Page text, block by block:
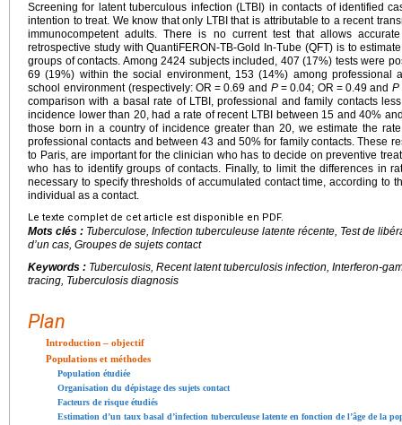
Screening for latent tuberculous infection (LTBI) in contacts of identified
intention to treat. We know that only LTBI that is attributable to a recent
immunocompetent adults. There is no current test that allows
retrospective study with QuantiFERON-TB-Gold In-Tube (QFT) is to
groups of contacts. Among 2424 subjects included, 407 (17%) tests were
69 (19%) within the social environment, 153 (14%) among professional
school environment (respectively: OR = 0.69 and P = 0.04; OR = 0.49 and P
comparison with a basal rate of LTBI, professional and family contacts
incidence lower than 20, had a rate of recent LTBI between 15 and 40%
those born in a country of incidence greater than 20, we estimate the
professional contacts and between 43 and 50% for family contacts. These
to Paris, are important for the clinician who has to decide on preventive
who has to identify groups of contacts. Finally, to limit the differences in
necessary to specify thresholds of accumulated contact time, according to
individual as a contact.
Le texte complet de cet article est disponible en PDF.
Mots clés : Tuberculose, Infection tuberculeuse latente récente, Test de
d’un cas, Groupes de sujets contact
Keywords : Tuberculosis, Recent latent tuberculosis infection, Interferon-
tracing, Tuberculosis diagnosis
Plan
Introduction – objectif
Populations et méthodes
Population étudiée
Organisation du dépistage des sujets contact
Facteurs de risque étudiés
Estimation d’un taux basal d’infection tuberculeuse latente en fonction de l’âge de la